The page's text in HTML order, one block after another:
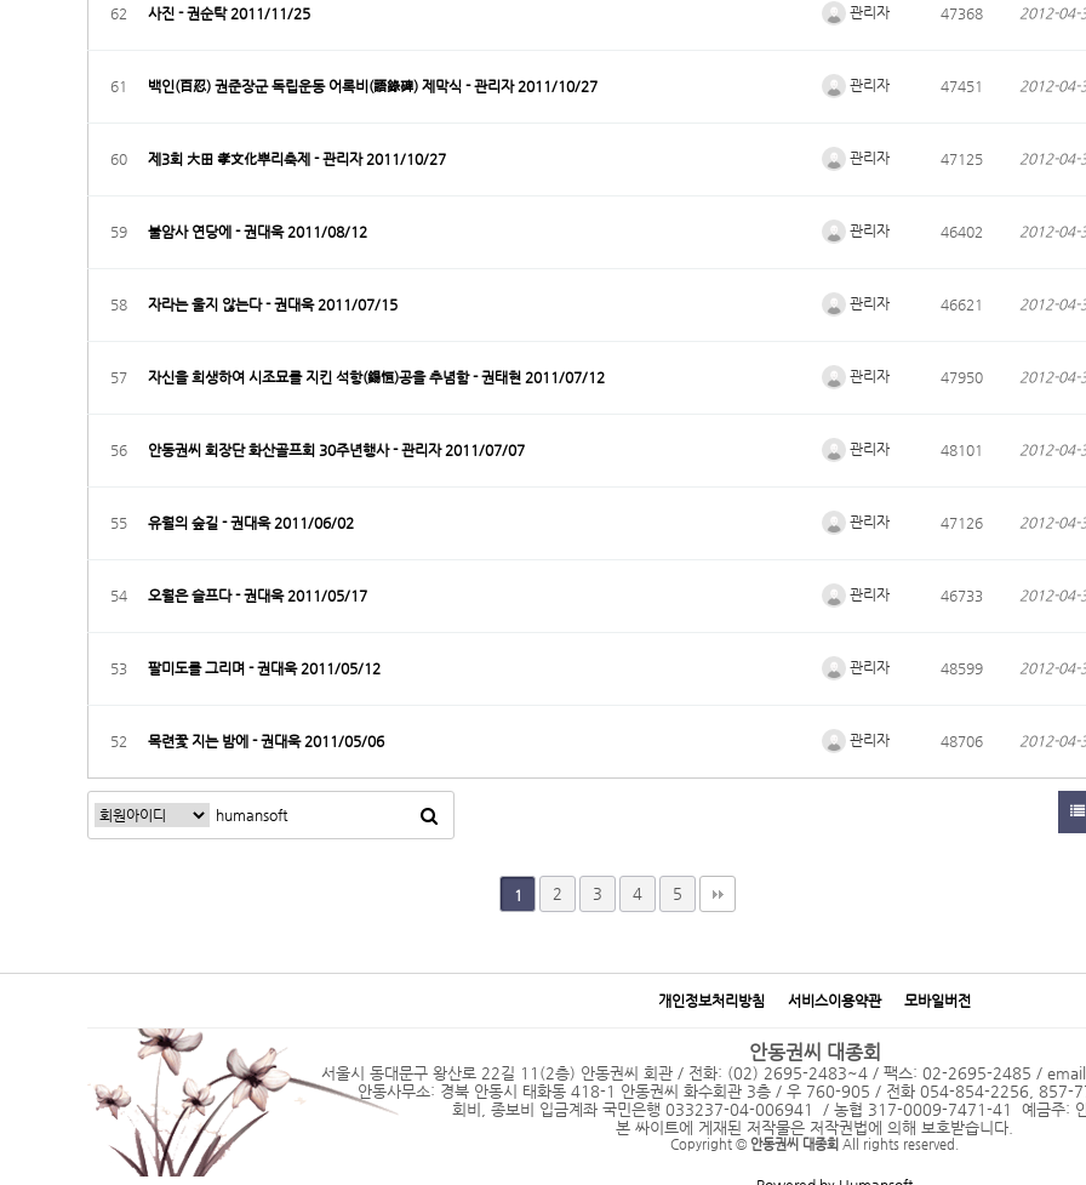
62 사진 - 권순탁 2011/11/25 관리자 47368 2012-04-
61 백인(百忍) 권준장군 독립운동 어록비(語錄碑) 제막식 - 관리자 2011/10/27 관리자 47451 2012-04-
60 제3회 大田 孝文化뿌리축제 - 관리자 2011/10/27 관리자 47125 2012-04-
59 불암사 연당에 - 권대욱 2011/08/12 관리자 46402 2012-04-
58 자라는 울지 않는다 - 권대욱 2011/07/15 관리자 46621 2012-04-
57 자신을 희생하여 시조묘를 지킨 석항(錫恒)공을 추념함 - 권태현 2011/07/12 관리자 47950 2012-04-
56 안동권씨 회장단 화산골프회 30주년행사 - 관리자 2011/07/07 관리자 48101 2012-04-
55 유월의 숲길 - 권대욱 2011/06/02 관리자 47126 2012-04-
54 오월은 슬프다 - 권대욱 2011/05/17 관리자 46733 2012-04-
53 팔미도를 그리며 - 권대욱 2011/05/12 관리자 48599 2012-04-
52 목련꽃 지는 밤에 - 권대욱 2011/05/06 관리자 48706 2012-04-
1 2 3 4 5
개인정보처리방침 서비스이용약관 모바일버전
안동권씨 대종회
서울시 동대문구 왕산로 22길 11(2층) 안동권씨 회관 / 전화: (02) 2695-2483~4 / 팩스: 02-2695-2485 /
안동사무소: 경북 안동시 태화동 418-1 안동권씨 화수회관 3층 / 우 760-905 / 전화 054-854-2256,
회비, 종보비 입금계좌 국민은행 033237-04-006941 / 농협 317-0009-7471-41 예금주: 안
본 싸이트에 게재된 저작물은 저작권법에 의해 보호받습니다.
Copyright © 안동권씨 대종회 All rights reserved.